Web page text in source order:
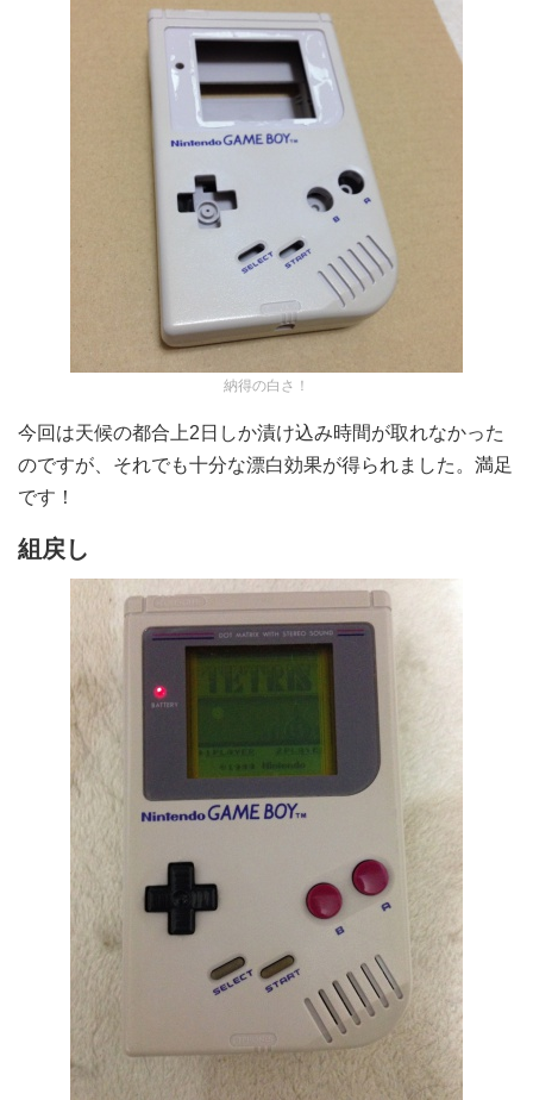
納得の白さ！
今回は天候の都合上2日しか漬け込み時間が取れなかった
のですが、それでも十分な漂白効果が得られました。満足
です！
組戻し